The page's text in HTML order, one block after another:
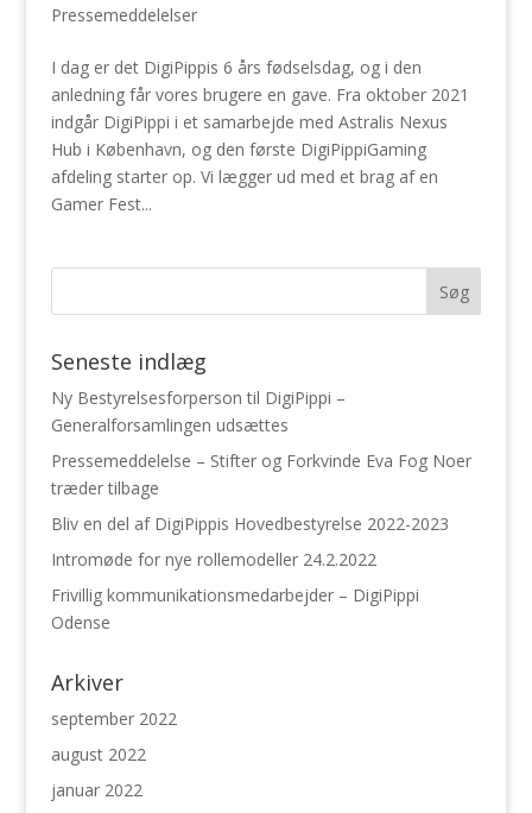
Pressemeddelelser
I dag er det DigiPippis 6 års fødselsdag, og i den
anledning får vores brugere en gave. Fra oktober 2021
indgår DigiPippi i et samarbejde med Astralis Nexus
Hub i København, og den første DigiPippiGaming
afdeling starter op. Vi lægger ud med et brag af en
Gamer Fest...
Seneste indlæg
Ny Bestyrelsesforperson til DigiPippi –
Generalforsamlingen udsættes
Pressemeddelelse – Stifter og Forkvinde Eva Fog Noer
træder tilbage
Bliv en del af DigiPippis Hovedbestyrelse 2022-2023
Intromøde for nye rollemodeller 24.2.2022
Frivillig kommunikationsmedarbejder – DigiPippi
Odense
Arkiver
september 2022
august 2022
januar 2022